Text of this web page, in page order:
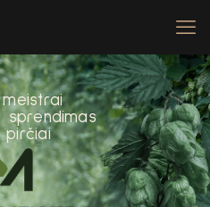
meistrai
sprendimas
pirčiai